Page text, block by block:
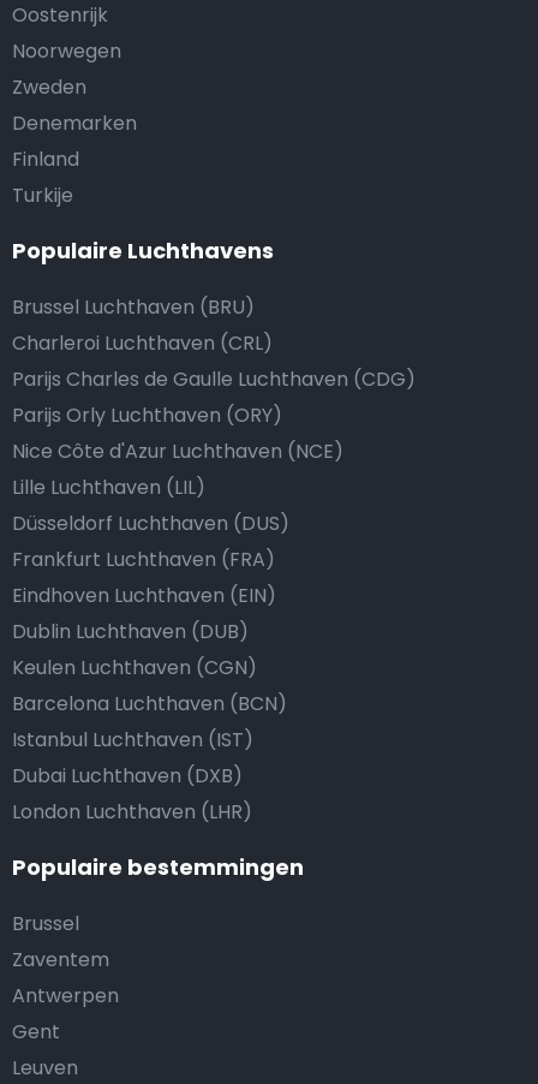
Oostenrijk
Noorwegen
Zweden
Denemarken
Finland
Turkije
Populaire Luchthavens
Brussel Luchthaven (BRU)
Charleroi Luchthaven (CRL)
Parijs Charles de Gaulle Luchthaven (CDG)
Parijs Orly Luchthaven (ORY)
Nice Côte d'Azur Luchthaven (NCE)
Lille Luchthaven (LIL)
Düsseldorf Luchthaven (DUS)
Frankfurt Luchthaven (FRA)
Eindhoven Luchthaven (EIN)
Dublin Luchthaven (DUB)
Keulen Luchthaven (CGN)
Barcelona Luchthaven (BCN)
Istanbul Luchthaven (IST)
Dubai Luchthaven (DXB)
London Luchthaven (LHR)
Populaire bestemmingen
Brussel
Zaventem
Antwerpen
Gent
Leuven